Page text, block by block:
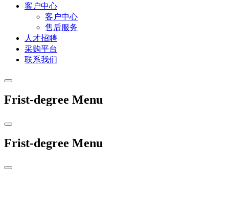
客户中心
客户中心
售后服务
人才招聘
采购平台
联系我们
Frist-degree Menu
Frist-degree Menu